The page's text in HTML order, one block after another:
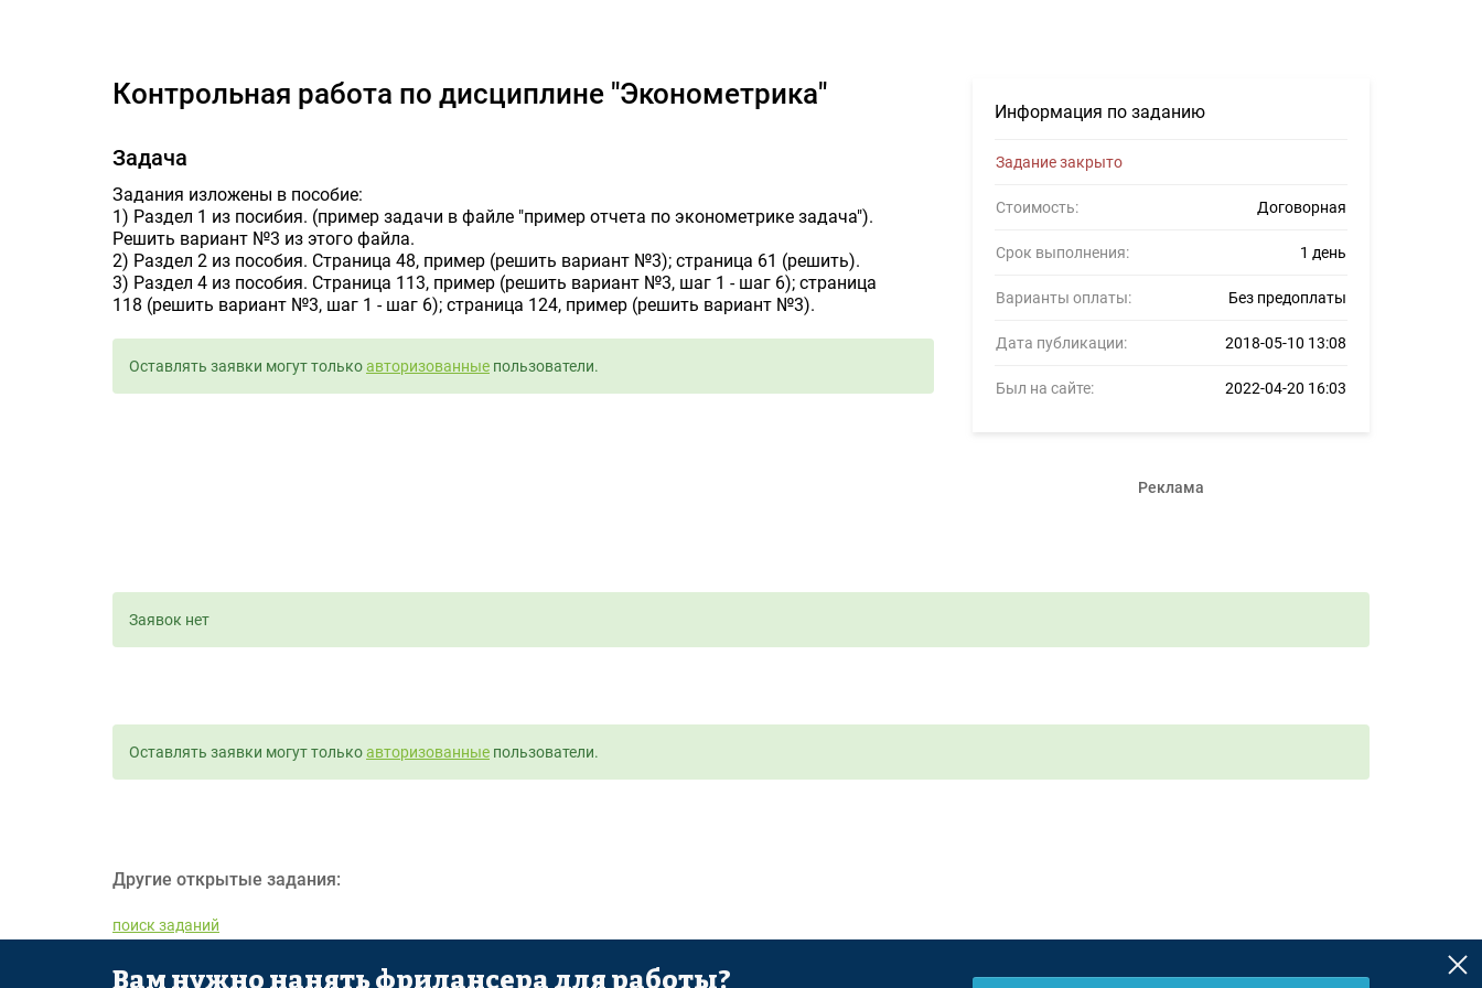
Информация по заданию
Задание закрыто
Стоимость: Договорная
Срок выполнения: 1 день
Варианты оплаты: Без предоплаты
Дата публикации: 2018-05-10 13:08
Был на сайте: 2022-04-20 16:03
Реклама
контрольная работа по дисциплине "Эконометрика"
Задача
Задания изложены в пособие:
1) Раздел 1 из посибия. (пример задачи в файле "пример отчета по эконометрике задача").
Решить вариант №3 из этого файла.
2) Раздел 2 из пособия. Страница 48, пример (решить вариант №3); страница 61 (решить).
3) Раздел 4 из пособия. Страница 113, пример (решить вариант №3, шаг 1 - шаг 6); страница
118 (решить вариант №3, шаг 1 - шаг 6); страница 124, пример (решить вариант №3).
Оставлять заявки могут толькоавторизованные пользователи.
Заявок нет
Оставлять заявки могут толькоавторизованные пользователи.
Другие открытые задания:
поиск заданий
Вам нужно нанять фрилансера для работы?